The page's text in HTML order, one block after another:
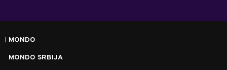
MONDO
MONDO SRBIJA